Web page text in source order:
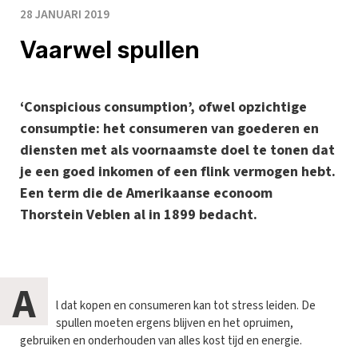
28 JANUARI 2019
Vaarwel spullen
‘Conspicious consumption’, ofwel opzichtige
consumptie: het consumeren van goederen en
diensten met als voornaamste doel te tonen dat
je een goed inkomen of een flink vermogen hebt.
Een term die de Amerikaanse econoom
Thorstein Veblen al in 1899 bedacht.
A
l dat kopen en consumeren kan tot stress leiden. De
spullen moeten ergens blijven en het opruimen,
gebruiken en onderhouden van alles kost tijd en energie.